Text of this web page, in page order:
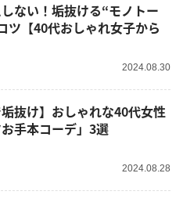
ない！垢抜ける“モノトー
ツ【40代おしゃれ女子から
2024.08.30
垢抜け】おしゃれな40代女性
手本コーデ」3選
2024.08.28